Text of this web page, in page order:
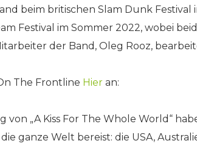
beim britischen Slam Dunk Festival
Festival im Sommer 2022, wobei
der Band, Oleg Rooz,
The Frontline Hier an:
„A Kiss For The Whole World“
ganze Welt bereist: die USA,